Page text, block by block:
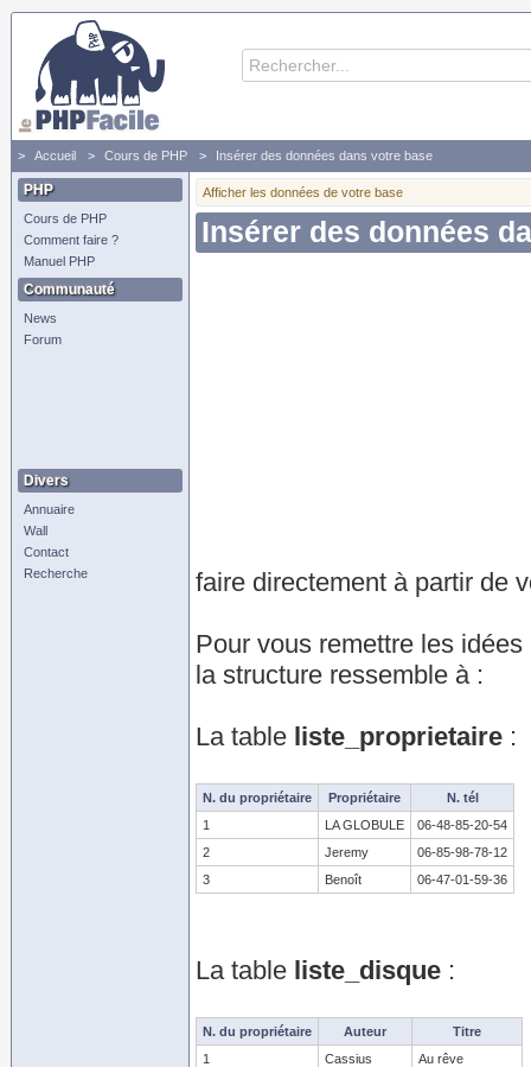
Accueil Cours de PHP Insérer des données dans votre base
PHP
Cours de PHP
Comment faire ?
Manuel PHP
Communauté
News
Forum
Divers
Annuaire
Wall
Contact
Recherche
Afficher les données de votre base
Insérer des données
faire directement à partir de
Pour vous remettre les
la structure ressemble à :
La table liste_proprietaire :
N. du propriétaire Propriétaire
N. tél
1
LA GLOBULE
06-48-85-20-54
2
Jeremy
06-85-98-78-12
3
Benoît 06-47-01-59-36
La table liste_disque :
N. du propriétaire Auteur
Titre
1
Cassius
Au rêve